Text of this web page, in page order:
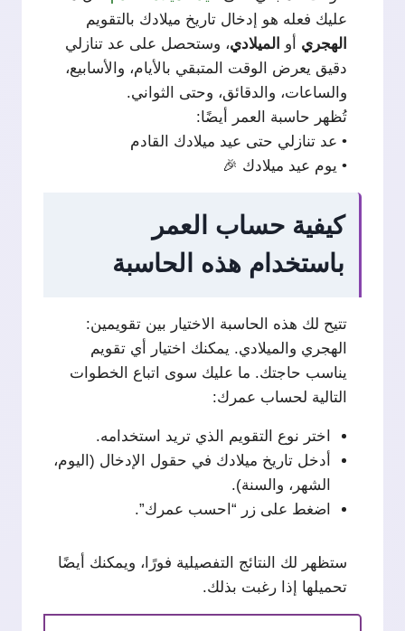
عليك فعله هو إدخال تاريخ ميلادك بالتقويم
الهجري أو الميلادي، وستحصل على عد تنازلي
دقيق يعرض الوقت المتبقي بالأيام، والأسابيع،
والساعات، والدقائق، وحتى الثواني.
تُظهر حاسبة العمر أيضًا:
• عد تنازلي حتى عيد ميلادك القادم
• يوم عيد ميلادك 🎉
كيفية حساب العمر
باستخدام هذه الحاسبة
تتيح لك هذه الحاسبة الاختيار بين تقويمين:
الهجري والميلادي. يمكنك اختيار أي تقويم
يناسب حاجتك. ما عليك سوى اتباع الخطوات
التالية لحساب عمرك:
اختر نوع التقويم الذي تريد استخدامه.
أدخل تاريخ ميلادك في حقول الإدخال (اليوم،
الشهر، والسنة).
اضغط على زر “احسب عمرك”.
ستظهر لك النتائج التفصيلية فورًا، ويمكنك أيضًا
تحميلها إذا رغبت بذلك.